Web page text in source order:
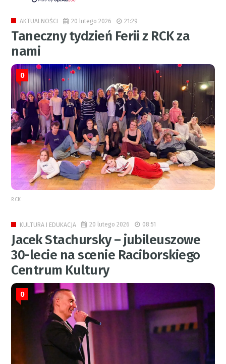
AKTUALNOŚCI 20 lutego 2026 21:29
Taneczny tydzień Ferii z RCK za
nami
0
RCK
KULTURA I EDUKACJA 20 lutego 2026 08:51
Jacek Stachursky – jubileuszowe
30-lecie na scenie Raciborskiego
Centrum Kultury
0